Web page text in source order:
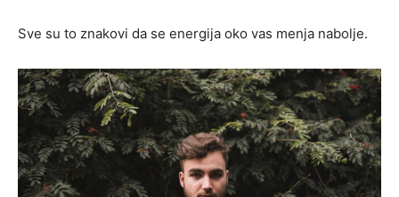
Sve su to znakovi da se energija oko vas menja nabolje.